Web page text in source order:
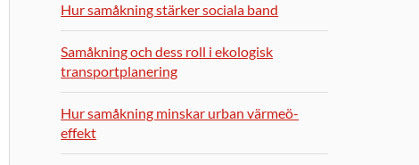
Hur samåkning stärker sociala band
Samåkning och dess roll i ekologisk
transportplanering
Hur samåkning minskar urban värmeö-
effekt